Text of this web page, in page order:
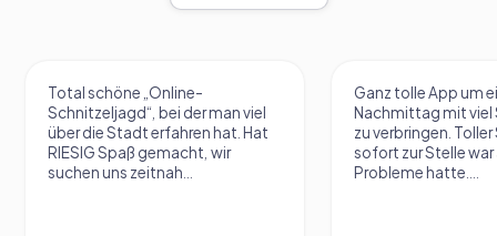
Ganz tolle App um einen
Nachmittag mit viel Spannung
zu verbringen. Toller Support der
sofort zur Stelle war als ich
Probleme hatte....
Eine sehr tolle Idee
zu erkunden und
zu kommen. Die
schön gemacht
etwas schwerer...